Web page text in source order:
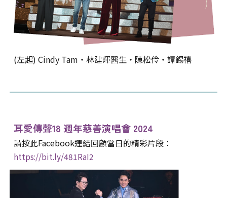
(左起) Cindy Tam‧林建煇醫生‧陳松伶‧譚錫禧
耳愛傳聲18 週年慈善演唱會 2024
請按此Facebook連結回顧當日的精彩片段 ：
https://bit.ly/481RaI2